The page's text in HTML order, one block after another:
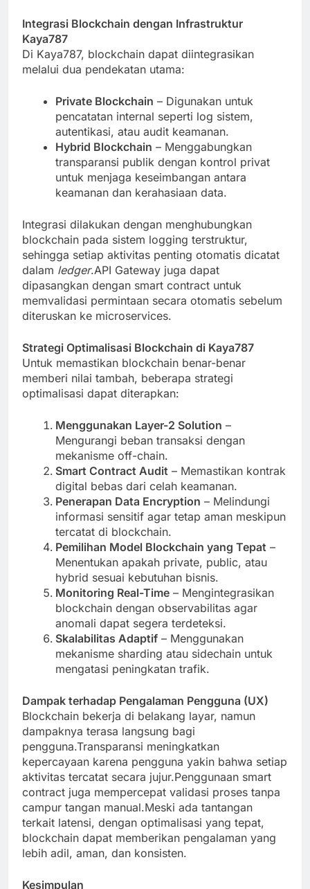
Integrasi Blockchain dengan Infrastruktur
Kaya787
Di Kaya787, blockchain dapat diintegrasikan
melalui dua pendekatan utama:
Private Blockchain – Digunakan untuk
pencatatan internal seperti log sistem,
autentikasi, atau audit keamanan.
Hybrid Blockchain – Menggabungkan
transparansi publik dengan kontrol privat
untuk menjaga keseimbangan antara
keamanan dan kerahasiaan data.
Integrasi dilakukan dengan menghubungkan
blockchain pada sistem logging terstruktur,
sehingga setiap aktivitas penting otomatis dicatat
dalam ledger.API Gateway juga dapat
dipasangkan dengan smart contract untuk
memvalidasi permintaan secara otomatis sebelum
diteruskan ke microservices.
Strategi Optimalisasi Blockchain di Kaya787
Untuk memastikan blockchain benar-benar
memberi nilai tambah, beberapa strategi
optimalisasi dapat diterapkan:
Menggunakan Layer-2 Solution –
Mengurangi beban transaksi dengan
mekanisme off-chain.
Smart Contract Audit – Memastikan kontrak
digital bebas dari celah keamanan.
Penerapan Data Encryption – Melindungi
informasi sensitif agar tetap aman meskipun
tercatat di blockchain.
Pemilihan Model Blockchain yang Tepat –
Menentukan apakah private, public, atau
hybrid sesuai kebutuhan bisnis.
Monitoring Real-Time – Mengintegrasikan
blockchain dengan observabilitas agar
anomali dapat segera terdeteksi.
Skalabilitas Adaptif – Menggunakan
mekanisme sharding atau sidechain untuk
mengatasi peningkatan trafik.
Dampak terhadap Pengalaman Pengguna (UX)
Blockchain bekerja di belakang layar, namun
dampaknya terasa langsung bagi
pengguna.Transparansi meningkatkan
kepercayaan karena pengguna yakin bahwa setiap
aktivitas tercatat secara jujur.Penggunaan smart
contract juga mempercepat validasi proses tanpa
campur tangan manual.Meski ada tantangan
terkait latensi, dengan optimalisasi yang tepat,
blockchain dapat memberikan pengalaman yang
lebih adil, aman, dan konsisten.
Kesimpulan